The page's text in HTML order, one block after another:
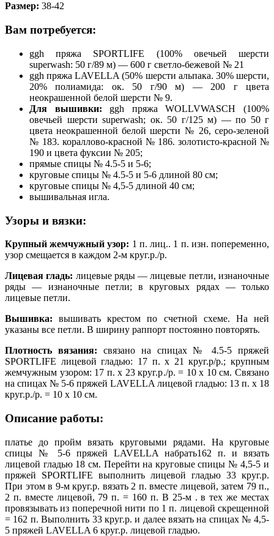
Размер: 38-42
Вам потребуется:
ggh пряжа SPORTLIFE (100% овечьей шерсти
superwash: 50 г/89 м) — 600 г светло-бежевой № 21
ggh пряжа LAVELLA (50% шерсти альпака. 30% шерсти,
20% полиамида: ок. 50 г/90 м) — 200 г цвета
неокрашенной белой шерсти № 9.
Для вышивки: ggh пряжа WOLLVWASCH (100%
овечьей шерсти superwash; ок. 50 г/125 м) — по 50 г
цвета неокрашенной белой шерсти № 26, серо-зеленой
№ 183. кораллово-красной № 186. золотисто-красной №
190 и цвета фуксии № 205;
прямые спицы № 4.5-5 и 5-6;
круговые спицы № 4.5-5 и 5-6 длиной 80 см;
круговые спицы № 4,5-5 длиной 40 см;
вышивальная игла.
Узоры и вязки:
Крупный жемчужный узор: 1 п. лиц.. 1 п. изн. попеременно,
узор смещается в каждом 2-м круг.р./р.
Лицевая гладь: лицевые ряды — лицевые петли, изнаночные
ряды — изнаночные петли; в круговых рядах — только
лицевые петли.
Вышивка: вышивать крестом по счетной схеме. На ней
указаны все петли. В ширину раппорт постоянно повторять.
Плотность вязания: связано на спицах № 4.5-5 пряжей
SPORTLIFE лицевой гладью: 17 п. х 21 круг.р/р.; крупным
жемчужным узором: 17 п. х 23 круг.р./р. = 10 х 10 см. Связано
на спицах № 5-6 пряжей LAVELLA лицевой гладью: 13 п. х 18
круг.р./р. = 10 х 10 см.
Описание работы:
платье до пройм вязать круговыми рядами. На круговые
спицы № 5-6 пряжей LAVELLA набрать162 п. и вязать
лицевой гладью 18 см. Перейти на круговые спицы № 4,5-5 и
пряжей SPORTLIFE выполнить лицевой гладью 33 круг.р.
При этом в 9-м круг.р. вязать 2 п. вместе лицевой, затем 79 п.,
2 п. вместе лицевой, 79 п. = 160 п. В 25-м . в тех же местах
провязывать из поперечной нити по 1 п. лицевой скрещенной
= 162 п. Выполнить 33 круг.р. и далее вязать на спицах № 4,5-
5 пряжей LAVELLA 6 круг.р. лицевой гладью.